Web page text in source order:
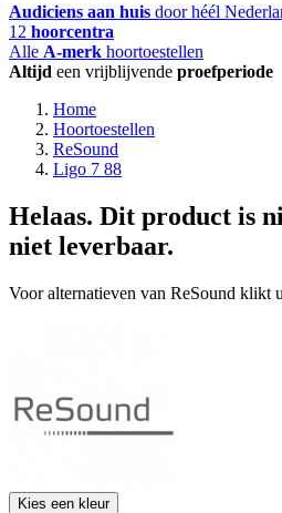
Audiciens aan huis door héél
12 hoorcentra
Alle A-merk hoortoestellen
Altijd een vrijblijvende proefperiode
Home
Hoortoestellen
ReSound
Ligo 7 88
Helaas. Dit product is
niet leverbaar.
Voor alternatieven van ReSound klikt u
Kies een kleur